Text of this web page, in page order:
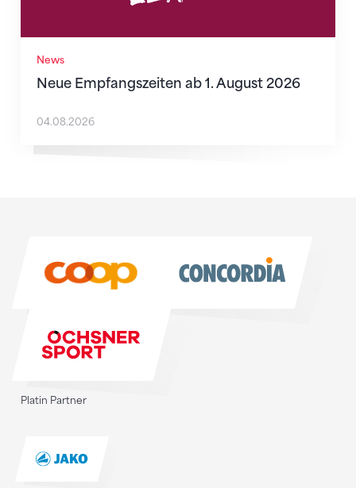
News
Neue Empfangszeiten ab 1. August 2026
04.08.2026
Platin Partner